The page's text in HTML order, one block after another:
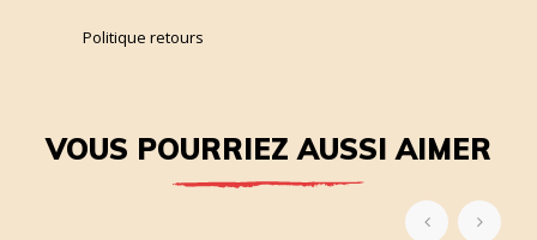
Politique retours
VOUS POURRIEZ AUSSI AIMER